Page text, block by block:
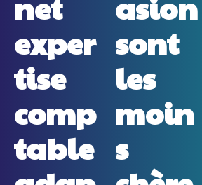
exper
tise
comp
table
sont
les
moin
s